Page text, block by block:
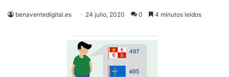
benaventedigital.es 24 julio, 2020 0 4 minutos leídos